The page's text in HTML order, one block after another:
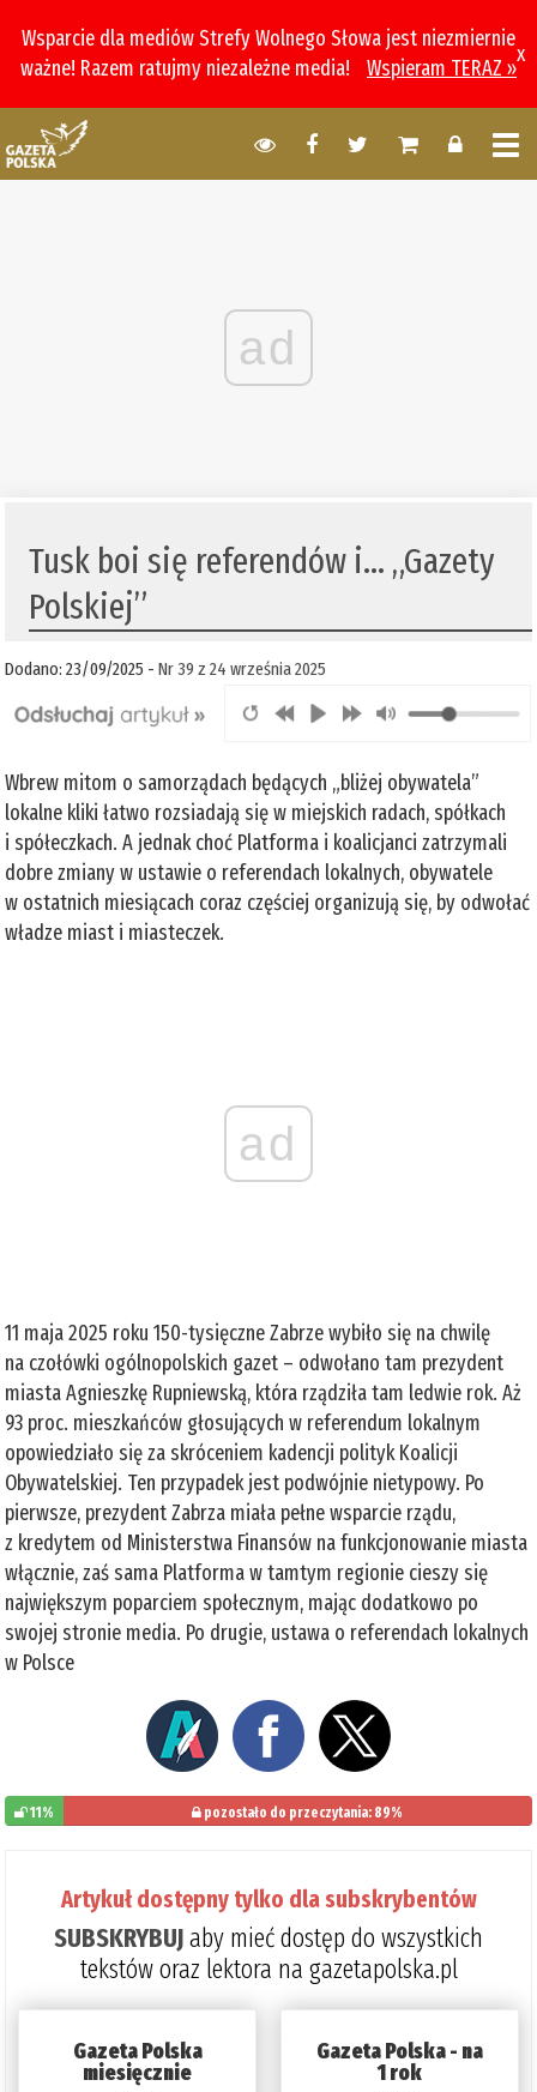
Wsparcie dla mediów Strefy Wolnego Słowa jest niezmiernie
ważne! Razem ratujmy niezależne media!
Wspieram TERAZ »
x
ad
Tusk boi się referendów i... „Gazety
Polskiej”
Dodano: 23/09/2025 -Nr 39 z 24 września 2025
Wbrew mitom o samorządach będących „bliżej obywatela”
lokalne kliki łatwo rozsiadają się w miejskich radach, spółkach
i spółeczkach. A jednak choć Platforma i koalicjanci zatrzymali
dobre zmiany w ustawie o referendach lokalnych, obywatele
w ostatnich miesiącach coraz częściej organizują się, by odwołać
władze miast i miasteczek.
ad
11 maja 2025 roku 150-tysięczne Zabrze wybiło się na chwilę
na czołówki ogólnopolskich gazet – odwołano tam prezydent
miasta Agnieszkę Rupniewską, która rządziła tam ledwie rok. Aż
93 proc. mieszkańców głosujących w referendum lokalnym
opowiedziało się za skróceniem kadencji polityk Koalicji
Obywatelskiej. Ten przypadek jest podwójnie nietypowy. Po
pierwsze, prezydent Zabrza miała pełne wsparcie rządu,
z kredytem od Ministerstwa Finansów na funkcjonowanie miasta
włącznie, zaś sama Platforma w tamtym regionie cieszy się
największym poparciem społecznym, mając dodatkowo po
swojej stronie media. Po drugie, ustawa o referendach lokalnych
w Polsce
11% pozostało do przeczytania: 89%
Artykuł dostępny tylko dla subskrybentów
SUBSKRYBUJaby mieć dostęp do wszystkich
tekstów oraz lektora na gazetapolska.pl
Gazeta Polska
miesięcznie
Gazeta Polska - na
1 rok